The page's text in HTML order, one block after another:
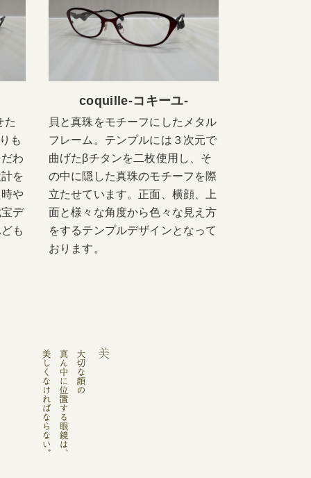
た
も
わ
を
や
デ
も
coquille-コキーユ-
貝と真珠をモチーフにしたメタル
フレーム。テンプルには３次元で
曲げたβチタンを二枚使用し、そ
の中に隠した真珠のモチーフを際
立たせています。正面、横顔、上
面と様々な角度から色々な見え方
をするテンプルデザインとなって
おります。